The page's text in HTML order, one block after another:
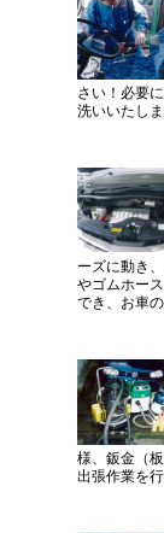
さい！必要
洗いいたしま
ーズに動き
やゴムホー
でき、お車
様、鈑金（
出張作業を